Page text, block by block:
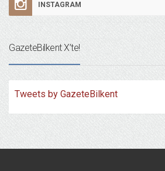
INSTAGRAM
GazeteBilkent X’te!
Tweets by GazeteBilkent